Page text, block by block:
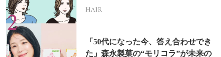
HAIR
「50代になった今、答え合わせでき
た」森永製菓の“モリコラ”が未来の